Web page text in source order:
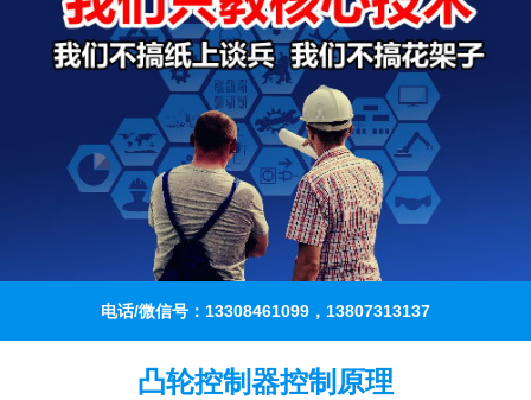
电话/微信号：13308461099，13807313137
凸轮控制器控制原理